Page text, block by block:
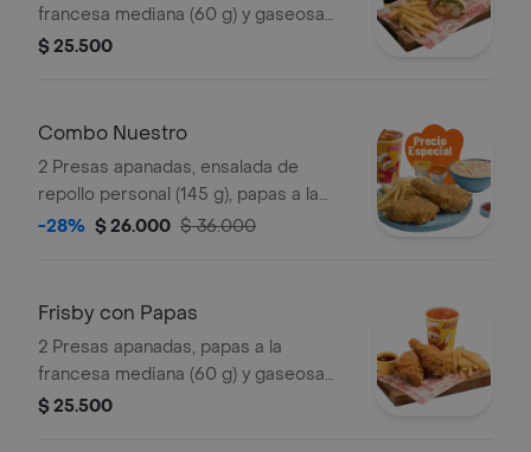
francesa mediana (60 g) y gaseosa
(325 ml)
$ 25.500
Combo Nuestro
2 Presas apanadas, ensalada de
repollo personal (145 g), papas a la
francesa mediana (60 g) y gaseosa
-28% $ 26.000 $ 36.000
Frisby con Papas
2 Presas apanadas, papas a la
francesa mediana (60 g) y gaseosa
(325 ml)
$ 25.500